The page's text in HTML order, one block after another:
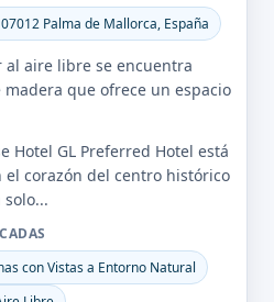
Palma de Mallorca, España
aire libre se encuentra
que ofrece un espacio
Hotel GL Preferred Hotel está
corazón del centro histórico
con Vistas a Entorno Natural